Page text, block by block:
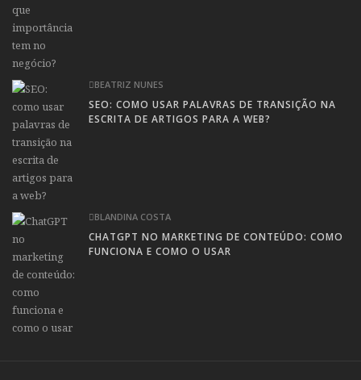
BEATRIZ NUNES
SEO: COMO USAR PALAVRAS DE TRANSIÇÃO NA
ESCRITA DE ARTIGOS PARA A WEB?
BLANDINA COSTA
CHATGPT NO MARKETING DE CONTEÚDO: COMO
FUNCIONA E COMO O USAR